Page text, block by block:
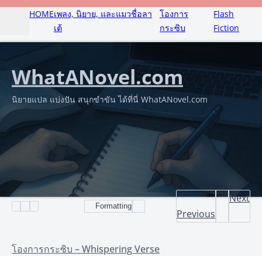
HOMEเพลง, นิยาย, และแมวชื่อลา
เต้
โองการ
กระซิบ
Flash
Fiction
WhatANovel.com
นิยายแปล แบ่งปัน สนุกขำขัน ได้ที่นี่ WhatANovel.com
Formatting
Previous
Next
โองการกระซิบ – Whispering Verse